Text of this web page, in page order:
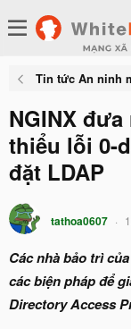
Tin tức An ninh
NGINX
thiểu lỗi 0-
đặt LDAP
tathoa0607
Các nhà bảo trì
các biện pháp để
Directory Access